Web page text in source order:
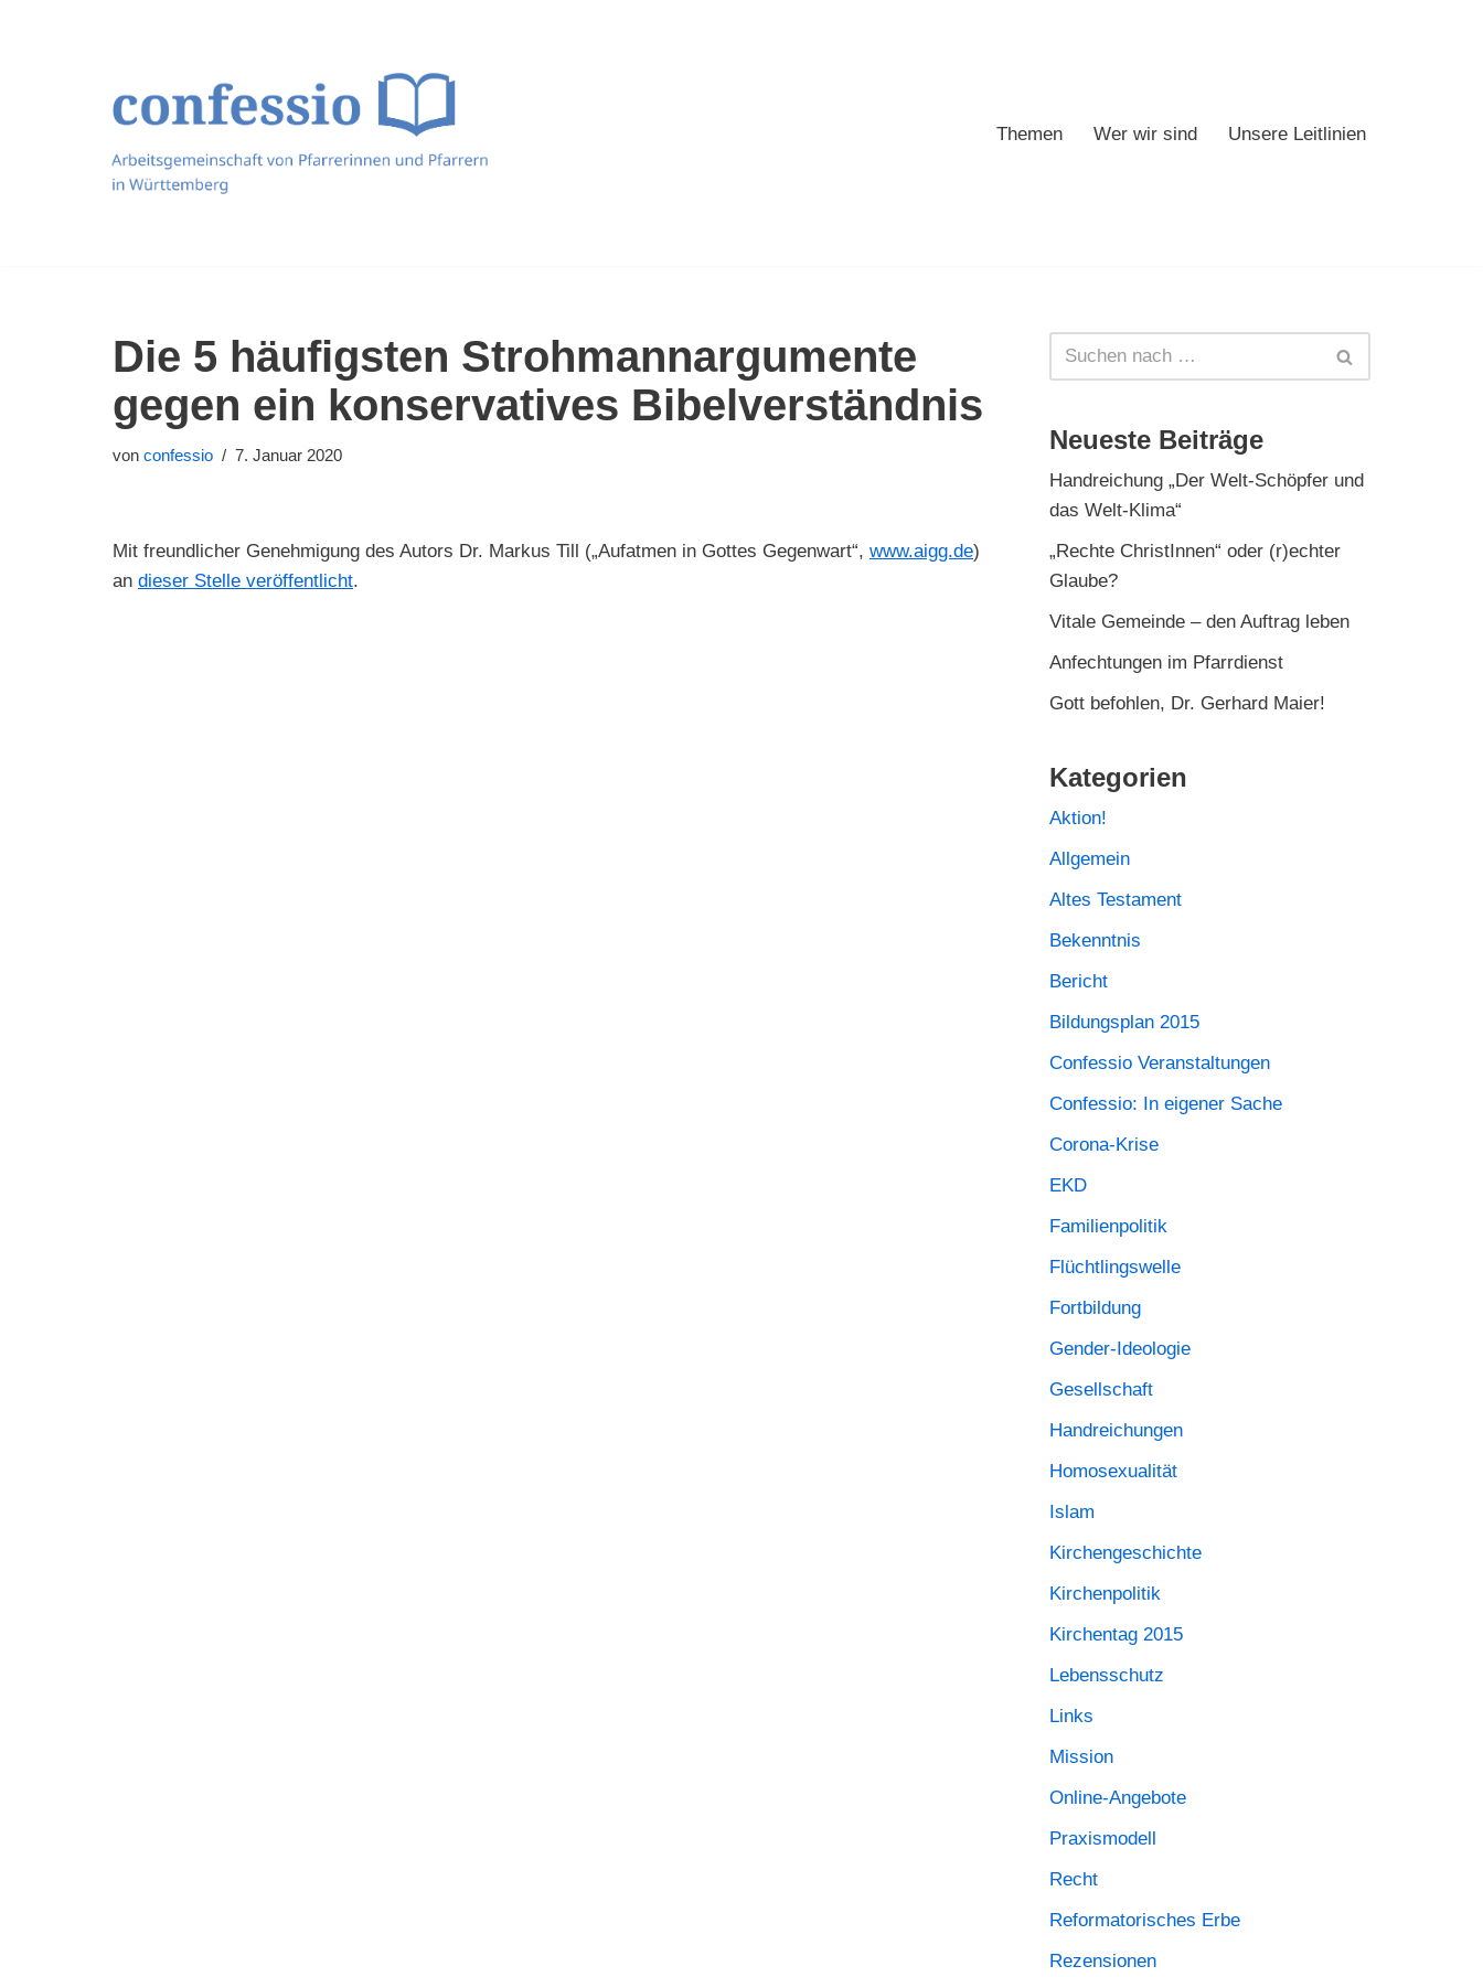
Themen Wer wir sind Unsere Leitlinien
Die 5 häufigsten Strohmannargumente
gegen ein konservatives Bibelverständnis
von confessio 7. Januar 2020
Mit freundlicher Genehmigung des Autors Dr. Markus Till („Aufatmen in Gottes Gegenwart“, www.aigg.de)
an dieser Stelle veröffentlicht.
Neueste Beiträge
Handreichung „Der Welt-Schöpfer und
das Welt-Klima“
„Rechte ChristInnen“ oder (r)echter
Glaube?
Vitale Gemeinde – den Auftrag leben
Anfechtungen im Pfarrdienst
Gott befohlen, Dr. Gerhard Maier!
Kategorien
Aktion!
Allgemein
Altes Testament
Bekenntnis
Bericht
Bildungsplan 2015
Confessio Veranstaltungen
Confessio: In eigener Sache
Corona-Krise
EKD
Familienpolitik
Flüchtlingswelle
Fortbildung
Gender-Ideologie
Gesellschaft
Handreichungen
Homosexualität
Islam
Kirchengeschichte
Kirchenpolitik
Kirchentag 2015
Lebensschutz
Links
Mission
Online-Angebote
Praxismodell
Recht
Reformatorisches Erbe
Rezensionen